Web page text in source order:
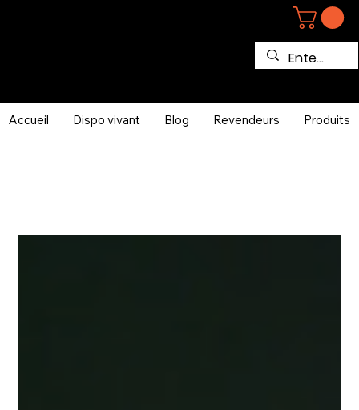
Accueil Dispo vivant Blog Revendeurs Produits